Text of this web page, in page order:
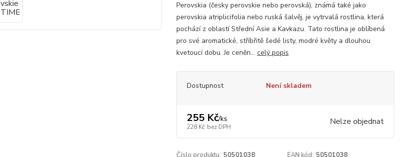
Perovskia (česky perovskie nebo perovská), známá také jako
perovskia atriplicifolia nebo ruská šalvěj, je vytrvalá rostlina, která
pochází z oblastí Střední Asie a Kavkazu. Tato rostlina je oblíbená
pro své aromatické, stříbřitě šedé listy, modré květy a dlouhou
kvetoucí dobu. Je ceněn... celý popis
Dostupnost Není skladem
255 Kč/ks
228 Kč bez DPH Nelze objednat
Číslo produktu: 50501038 EAN kód: 50501038